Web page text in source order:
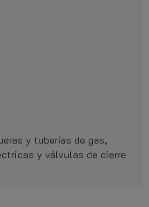
y tuberías de gas,
y válvulas de cierre